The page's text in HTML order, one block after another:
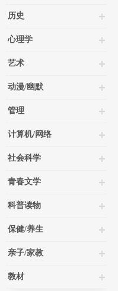
历史
心理学
艺术
动漫/幽默
管理
计算机/网络
社会科学
青春文学
科普读物
保健/养生
亲子/家教
教材